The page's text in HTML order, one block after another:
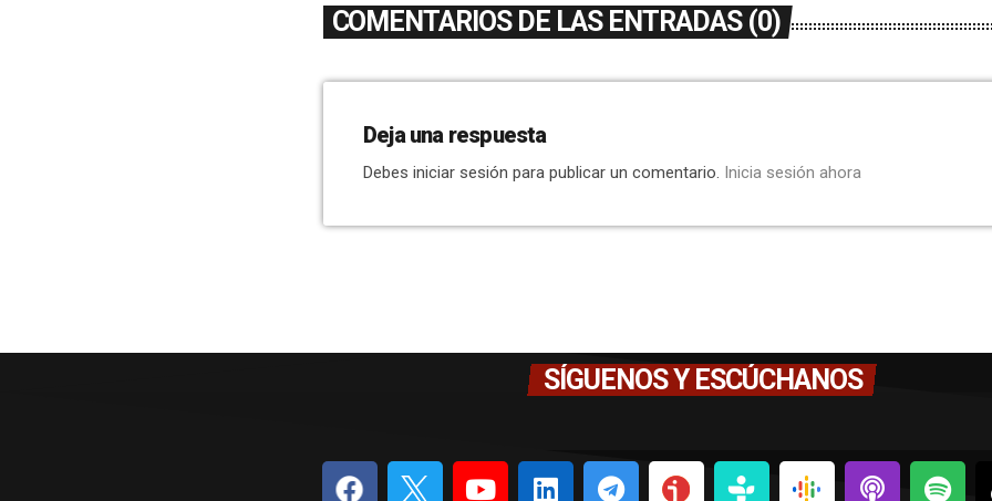
COMENTARIOS DE LAS ENTRADAS (0)
Deja una respuesta
Debes iniciar sesión para publicar un comentario. Inicia sesión ahora
SÍGUENOS Y ESCÚCHANOS